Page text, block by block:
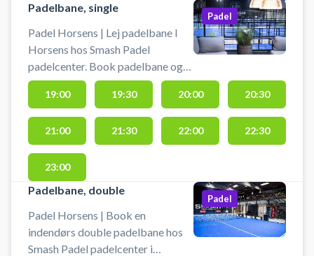
Padelbane, single
Padel Horsens | Lej padelbane I
Horsens hos Smash Padel
padelcenter. Book padelbane og
spil padel i Horsens på en
indendørs singlebane i
padelcentret beliggende på
Fuglevangsvej 47, 8700 Horsens.
Der er gratis parkering ved Smash
Padel padelcenter i Hosens.
Padel
19:00 19:30 20:00 20:30
21:00 21:30 22:00 22:30
23:00
Padelbane, double
Padel Horsens | Book en
indendørs double padelbane hos
Smash Padel padelcenter i
Padel